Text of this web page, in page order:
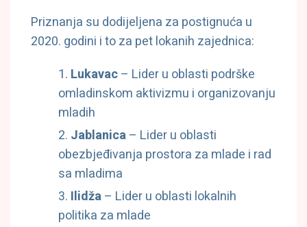
Priznanja su dodijeljena za postignuća u
2020. godini i to za pet lokanih zajednica:
Lukavac– Lider u oblasti podrške
omladinskom aktivizmu i organizovanju
mladih
Jablanica– Lider u oblasti
obezbjeđivanja prostora za mlade i rad
sa mladima
Ilidža– Lider u oblasti lokalnih
politika za mlade